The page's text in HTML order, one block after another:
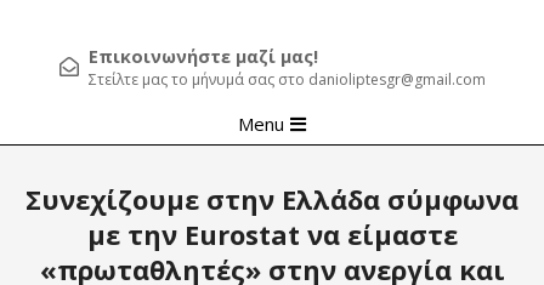
Επικοινωνήστε μαζί μας!
Στείλτε μας το μήνυμά σας στο danioliptesgr@gmail.com
Navigation
Menu
Συνεχίζουμε στην Ελλάδα σύμφωνα
με την Eurostat να είμαστε
«πρωταθλητές» στην ανεργία και